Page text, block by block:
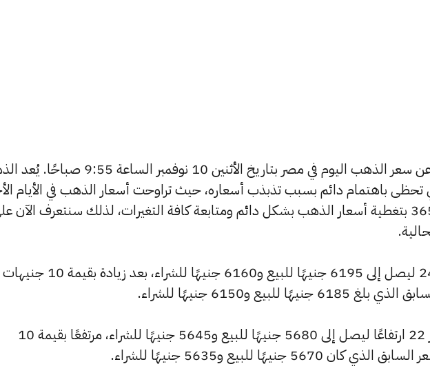
يبحث الكثيرون عن سعر الذهب اليوم في مصر بتاريخ الأثنين 10 نوفمبر
تحظى باهتمام دائم بسبب تذبذب أسعاره، حيث تراوحت أسعار الذهب في الأيام
,ونقوم في مصر 365 بتغطية أسعار الذهب بشكل دائم ومتابعة كافة التغيرات، لذلك سنتعرف الآن
ارتفع سعر عيار 24 ليصل إلى 6195 جنيهًا للبيع و6160 جنيهًا للشراء، بعد زيادة بقيمة 10 جنيهات
للبيع و6150 جنيهًا للشراء.
وسجل سعر عيار 22 ارتفاعًا ليصل إلى 5680 جنيهًا للبيع و5645 جنيهًا للشراء، مرتفعًا بقيمة 10
جنيهًا للبيع و5635 جنيهًا للشراء.